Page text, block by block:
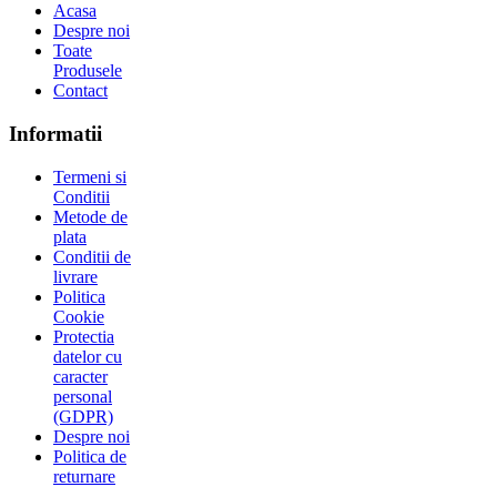
Acasa
Despre noi
Toate
Produsele
Contact
Informatii
Termeni si
Conditii
Metode de
plata
Conditii de
livrare
Politica
Cookie
Protectia
datelor cu
caracter
personal
(GDPR)
Despre noi
Politica de
returnare